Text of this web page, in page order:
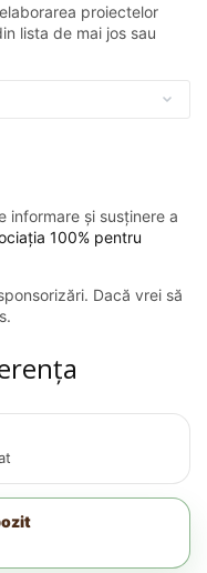
proiectelor
lista de mai jos sau
informare și susținere a
100% pentru
Dacă vrei să